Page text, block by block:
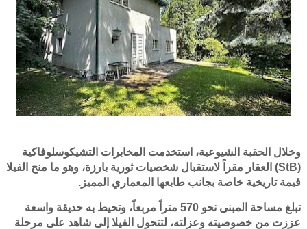
وخلال الحقبة الشيوعية، استخدمت المخابرات التشيكوسلوفاكية
(StB) العقار مقراً لاستقبال شخصيات ثورية بارزة، وهو ما منح الفيلا
قيمة تاريخية خاصة بجانب طابعها المعماري المميز.
تبلغ مساحة المبنى نحو 570 متراً مربعاً، وتحيط به حديقة واسعة
عززت من خصوصيته وعزلته، لتتحول الفيلا إلى شاهد على مرحلة